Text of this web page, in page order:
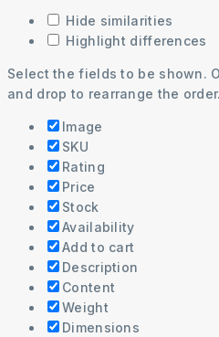
Hide similarities
Highlight differences
Select the fields to be shown.
and drop to rearrange the order.
Image
SKU
Rating
Price
Stock
Availability
Add to cart
Description
Content
Weight
Dimensions